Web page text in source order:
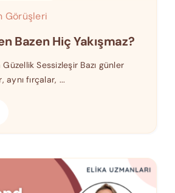
Görüşleri
Bazen Hiç Yakışmaz?
Sessizleşir Bazı günler
aynı fırçalar, ...